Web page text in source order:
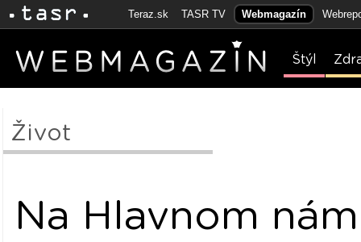
Teraz.sk TASR TV Webmagazín
Štýl
Život
Na Hlavnom